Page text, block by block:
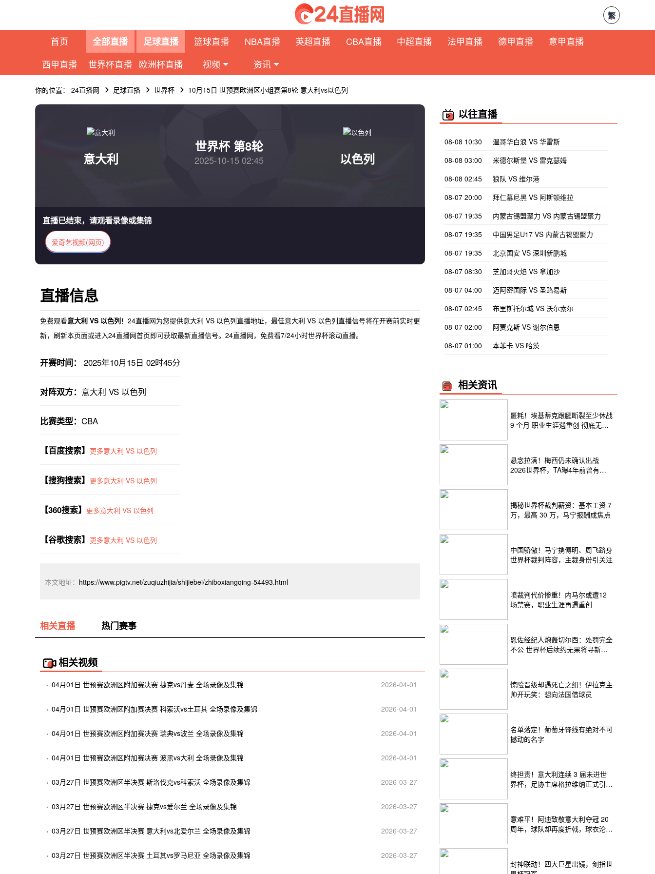
繁
首页 全部直播 足球直播 篮球直播 NBA直播 英超直播 CBA直播 中超直播 法甲直播 德甲直播
意甲直播
西甲直播
世界杯直播 欧洲杯直播 视频 资讯
你的位置： 24直播网 足球直播 世界杯 10月15日 世预赛欧洲区小组赛第8轮 意大利vs以色列
意大利
世界杯 第8轮
2025-10-15 02:45 以色列
直播已结束，请观看录像或集锦
爱奇艺视频(网页)
直播信息
免费观看意大利 VS 以色列！24直播网为您提供意大利 VS 以色列直播地址，最佳意大利 VS 以色列直播信号将在开赛前实时更
新，刷新本页面或进入24直播网首页即可获取最新直播信号。24直播网，免费看7/24小时世界杯滚动直播。
开赛时间： 2025年10月15日 02时45分
对阵双方： 意大利 VS 以色列
比赛类型： CBA
【百度搜索】 更多意大利 VS 以色列
【搜狗搜索】 更多意大利 VS 以色列
【360搜索】 更多意大利 VS 以色列
【谷歌搜索】 更多意大利 VS 以色列
本文地址： https://www.pigtv.net/zuqiuzhijia/shijiebei/zhiboxiangqing-54493.html
相关直播 热门赛事
相关视频
04月01日 世预赛欧洲区附加赛决赛 捷克vs丹麦 全场录像及集锦 2026-04-01
04月01日 世预赛欧洲区附加赛决赛 科索沃vs土耳其 全场录像及集锦 2026-04-01
04月01日 世预赛欧洲区附加赛决赛 瑞典vs波兰 全场录像及集锦 2026-04-01
04月01日 世预赛欧洲区附加赛决赛 波黑vs大利 全场录像及集锦 2026-04-01
03月27日 世预赛欧洲区半决赛 斯洛伐克vs科索沃 全场录像及集锦 2026-03-27
03月27日 世预赛欧洲区半决赛 捷克vs爱尔兰 全场录像及集锦 2026-03-27
03月27日 世预赛欧洲区半决赛 意大利vs北爱尔兰 全场录像及集锦 2026-03-27
03月27日 世预赛欧洲区半决赛 土耳其vs罗马尼亚 全场录像及集锦 2026-03-27
以往直播
08-08 10:30
温哥华白浪 VS 华雷斯
08-08 03:00
米德尔斯堡 VS 雷克瑟姆
08-08 02:45
狼队 VS 维尔港
08-07 20:00
拜仁慕尼黑 VS 阿斯顿维拉
08-07 19:35
内蒙古锡盟聚力 VS 内蒙古锡盟聚力
08-07 19:35
中国男足U17 VS 内蒙古锡盟聚力
08-07 19:35
北京国安 VS 深圳新鹏城
08-07 08:30
芝加哥火焰 VS 拿加沙
08-07 04:00
迈阿密国际 VS 圣路易斯
08-07 02:45
布里斯托尔城 VS 沃尔索尔
08-07 02:00
阿贾克斯 VS 谢尔伯恩
08-07 01:00
本菲卡 VS 哈茨
相关资讯
噩耗！埃基蒂克跟腱断裂至少休战
9 个月 职业生涯遇重创 彻底无缘
悬念拉满！梅西仍未确认出战
2026世界杯，TA曝4年前曾有退
揭秘世界杯裁判薪资：基本工资 7
万，最高 30 万，马宁报酬成焦点
中国骄傲！马宁携傅明、周飞跻身
世界杯裁判阵容，主裁身份引关注
喷裁判代价惨重！内马尔或遭12
场禁赛，职业生涯再遇重创
恩佐经纪人炮轰切尔西：处罚完全
不公 世界杯后续约无果将寻新选
惊险晋级却遇死亡之组！伊拉克主
帅开玩笑：想向法国借球员
名单落定！葡萄牙锋线有绝对不可
撼动的名字
终担责！意大利连续 3 届未进世
界杯，足协主席格拉维纳正式引咎
意难平！阿迪致敬意大利夺冠 20
周年，球队却再度折戟，球衣沦为
封神联动！四大巨星出镜，剑指世